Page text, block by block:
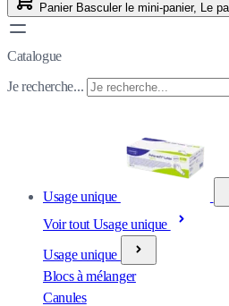
Panier Basculer le
Catalogue
Je recherche...
Usage unique
Voir tout Usage unique
Usage unique
Blocs à mélanger
Canules